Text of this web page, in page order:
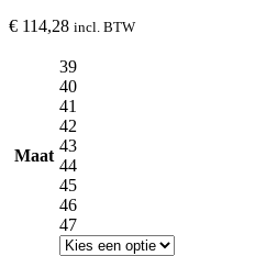
€ 114,28 incl. BTW
Maat
39
40
41
42
43
44
45
46
47